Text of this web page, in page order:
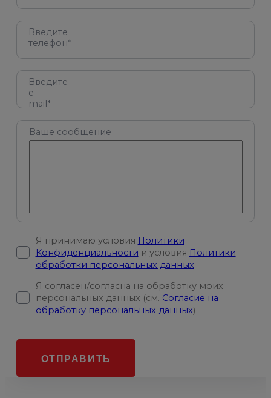
Введите
телефон*
Введите
e-
mail*
Ваше сообщение
Я принимаю условия Политики
Конфиденциальности и условия Политики
обработки персональных данных
Я согласен/согласна на обработку моих
персональных данных (см. Согласие на
обработку персональных данных)
ОТПРАВИТЬ